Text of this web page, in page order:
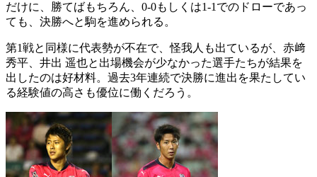
だけに、勝てばもちろん、0-0もしくは1-1でのドローであっ
ても、決勝へと駒を進められる。
第1戦と同様に代表勢が不在で、怪我人も出ているが、赤﨑
秀平、井出 遥也と出場機会が少なかった選手たちが結果を
出したのは好材料。過去3年連続で決勝に進出を果たしてい
る経験値の高さも優位に働くだろう。